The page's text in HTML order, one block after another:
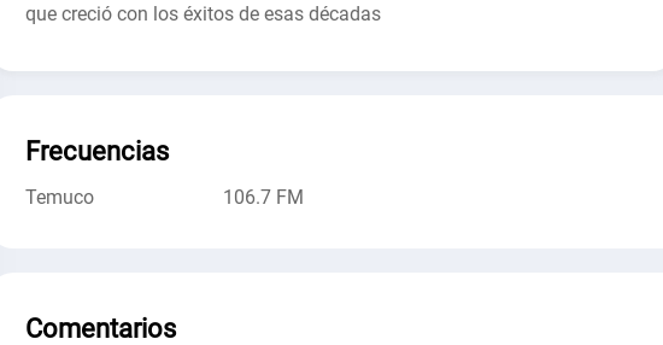
que creció con los éxitos de esas décadas
Frecuencias
Temuco 106.7 FM
Comentarios